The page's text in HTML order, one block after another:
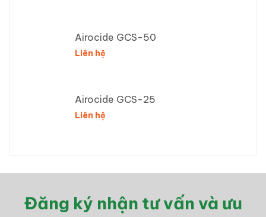
Airocide GCS-50
Liên hệ
Airocide GCS-25
Liên hệ
Đăng ký nhận tư vấn và ưu